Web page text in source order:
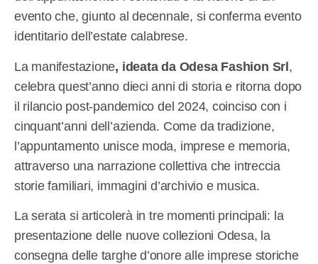
evento che, giunto al decennale, si conferma evento
identitario dell’estate calabrese.
La manifestazione, ideata da Odesa Fashion Srl,
celebra quest’anno dieci anni di storia e ritorna dopo
il rilancio post-pandemico del 2024, coinciso con i
cinquant’anni dell’azienda. Come da tradizione,
l’appuntamento unisce moda, imprese e memoria,
attraverso una narrazione collettiva che intreccia
storie familiari, immagini d’archivio e musica.
La serata si articolerà in tre momenti principali: la
presentazione delle nuove collezioni Odesa, la
consegna delle targhe d’onore alle imprese storiche